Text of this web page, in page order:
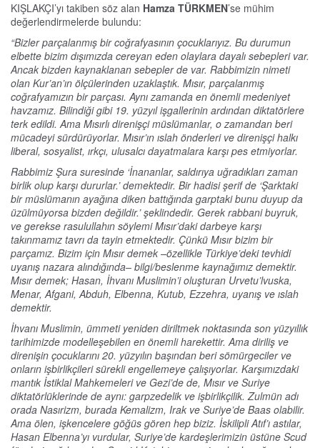
KIŞLAKÇI’yı takiben söz alan Hamza TÜRKMEN’se mühim
değerlendirmelerde bulundu:
“Bizler parçalanmış bir coğrafyasının çocuklarıyız. Bu durumun
elbette bizim dışımızda cereyan eden olaylara dayalı sebepleri var.
Ancak bizden kaynaklanan sebepler de var. Rabbimizin nimeti
olan Kur’an’ın ölçülerinden uzaklaştık. Mısır, parçalanmış
coğrafyamızın bir parçası. Aynı zamanda en önemli medeniyet
havzamız. Bilindiği gibi 19. yüzyıl işgallerinin ardından diktatörlere
terk edildi. Ama Mısırlı direnişçi müslümanlar, o zamandan beri
mücadeyi sürdürüyorlar. Mısır’ın ıslah önderleri ve direnişçi halkı
liberal, sosyalist, ırkçı, ulusalcı dayatmalara karşı pes etmiyorlar.
Rabbimiz Şura suresinde ‘İnananlar, saldırıya uğradıkları zaman
birlik olup karşı dururlar.’ demektedir. Bir hadisi şerif de ‘Şarktaki
bir müslümanın ayağına diken battığında garptaki bunu duyup da
üzülmüyorsa bizden değildir.’ şeklindedir. Gerek rabbani buyruk,
ve gerekse rasulullahın söylemi Mısır’daki darbeye karşı
takınmamız tavrı da tayin etmektedir. Çünkü Mısır bizim bir
parçamız. Bizim için Mısır demek –özellikle Türkiye’deki tevhidi
uyanış nazara alındığında– bilgi/beslenme kaynağımız demektir.
Mısır demek; Hasan, İhvanı Muslimin’i oluşturan Urvetu’lvuska,
Menar, Afgani, Abduh, Elbenna, Kutub, Ezzehra, uyanış ve ıslah
demektir.
İhvanı Muslimin, ümmeti yeniden diriltmek noktasında son yüzyıllık
tarihimizde modelleşebilen en önemli harekettir. Ama diriliş ve
direnişin çocuklarını 20. yüzyılın başından beri sömürgeciler ve
onların işbirlikçileri sürekli engellemeye çalışıyorlar. Karşımızdaki
mantık İstiklal Mahkemeleri ve Gezi’de de, Mısır ve Suriye
diktatörlüklerinde de aynı: garpzedelik ve işbirlikçilik. Zulmün adı
orada Nasırizm, burada Kemalizm, Irak ve Suriye’de Baas olabilir.
Ama ölen, işkencelere göğüs gören hep biziz. İskilipli Atıf’ı astılar,
Hasan Elbenna’yı vurdular, Suriye’de kardeşlerimizin üstüne Scud